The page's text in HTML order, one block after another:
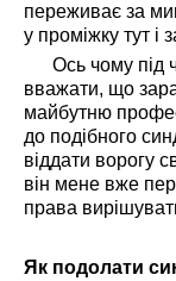
переживає за
у проміжку тут і
Ось чому під
вважати, що
майбутню
до подібного
віддати ворогу
він мене вже
права
Як подолати